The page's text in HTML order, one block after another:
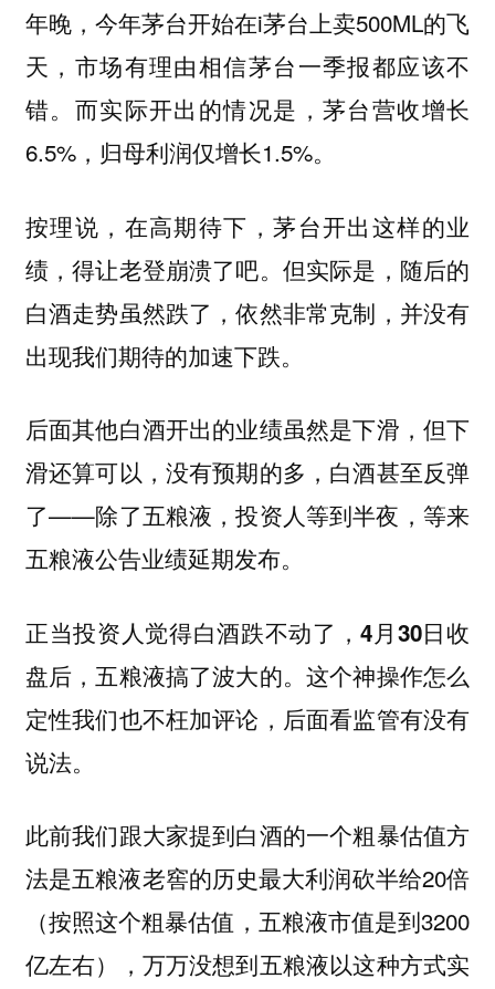
年晚，今年茅台开始在i茅台上卖500ML的飞
天，市场有理由相信茅台一季报都应该不
错。而实际开出的情况是，茅台营收增长
6.5%，归母利润仅增长1.5%。
按理说，在高期待下，茅台开出这样的业
绩，得让老登崩溃了吧。但实际是，随后的
白酒走势虽然跌了，依然非常克制，并没有
出现我们期待的加速下跌。
后面其他白酒开出的业绩虽然是下滑，但下
滑还算可以，没有预期的多，白酒甚至反弹
了——除了五粮液，投资人等到半夜，等来
五粮液公告业绩延期发布。
正当投资人觉得白酒跌不动了，4月30日收
盘后，五粮液搞了波大的。这个神操作怎么
定性我们也不枉加评论，后面看监管有没有
说法。
此前我们跟大家提到白酒的一个粗暴估值方
法是五粮液老窖的历史最大利润砍半给20倍
（按照这个粗暴估值，五粮液市值是到3200
亿左右），万万没想到五粮液以这种方式实